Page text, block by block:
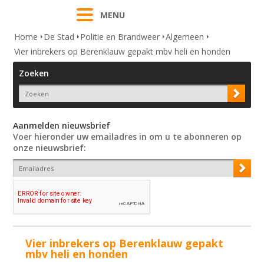
MENU
Home
De Stad Politie en Brandweer Algemeen
Vier inbrekers op Berenklauw gepakt mbv heli en honden
Zoeken
Aanmelden nieuwsbrief
Voer hieronder uw emailadres in om u te abonneren op
onze nieuwsbrief:
Vier inbrekers op Berenklauw gepakt
mbv heli en honden